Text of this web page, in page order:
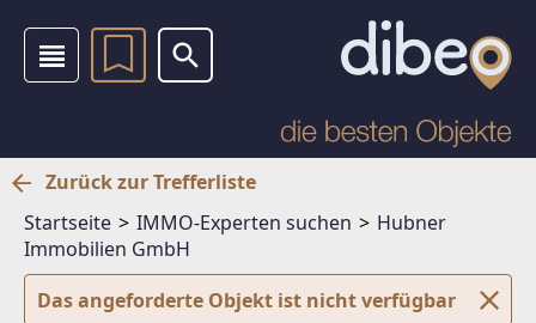
Zurück zur Trefferliste
Startseite
IMMO-Experten suchen
Hubner
Immobilien GmbH
Das angeforderte Objekt ist nicht verfügbar